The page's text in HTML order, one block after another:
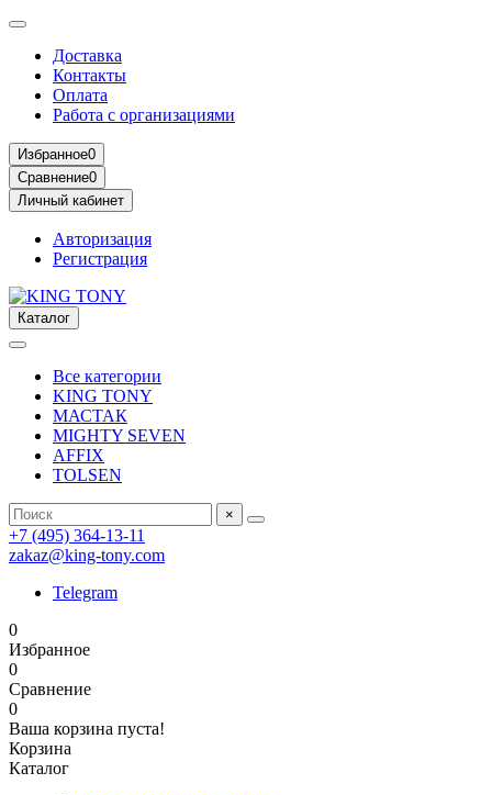
Доставка
Контакты
Оплата
Работа с организациями
Избранное0
Сравнение0
Личный кабинет
Авторизация
Регистрация
Каталог
Все категории
KING TONY
МАСТАК
MIGHTY SEVEN
AFFIX
TOLSEN
×
+7 (495) 364-13-11
zakaz@king-tony.com
Telegram
0
Избранное
0
Сравнение
0
Ваша корзина пуста!
Корзина
Каталог